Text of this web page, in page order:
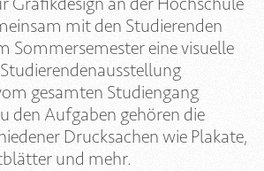
mit den Studierenden
Sommersemester eine visuelle
gesamten Studiengang
den Aufgaben gehören die
Drucksachen wie Plakate,
und mehr.